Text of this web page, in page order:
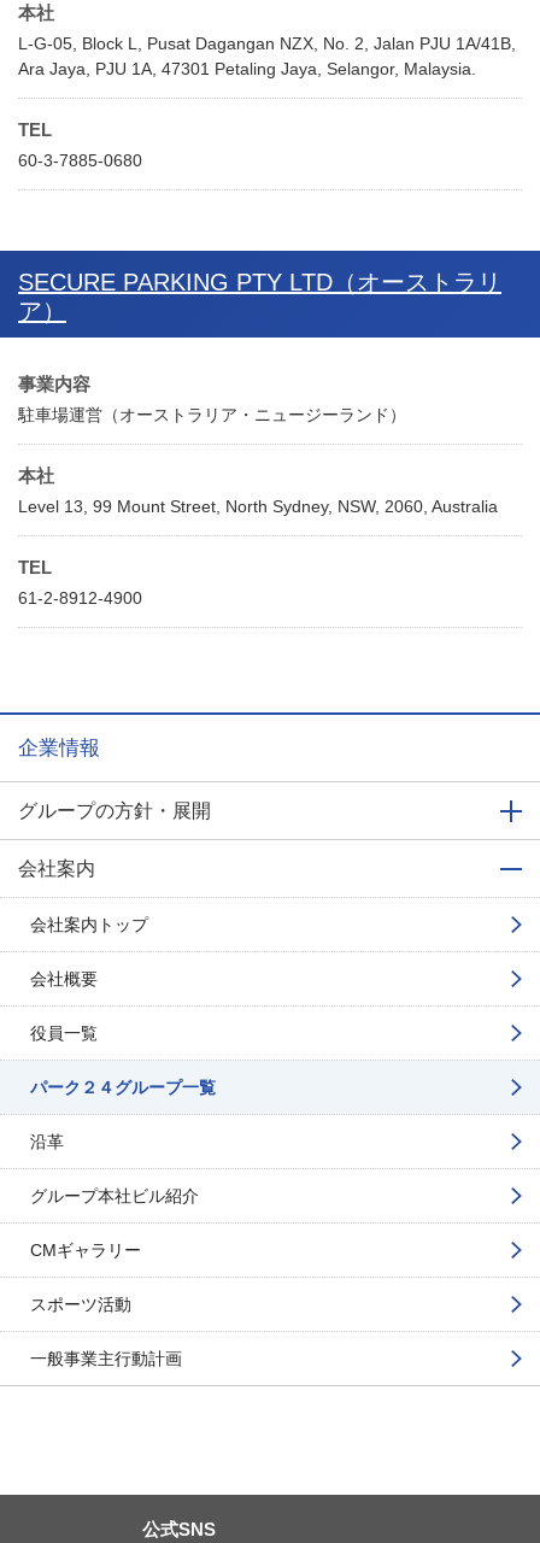
本社
L-G-05, Block L, Pusat Dagangan NZX, No. 2, Jalan PJU 1A/41B,
Ara Jaya, PJU 1A, 47301 Petaling Jaya, Selangor, Malaysia.
TEL
60-3-7885-0680
SECURE PARKING PTY LTD（オーストラリ
ア）
事業内容
駐車場運営（オーストラリア・ニュージーランド）
本社
Level 13, 99 Mount Street, North Sydney, NSW, 2060, Australia
TEL
61-2-8912-4900
企業情報
グループの方針・展開
会社案内
会社案内トップ
会社概要
役員一覧
パーク２４グループ一覧
沿革
グループ本社ビル紹介
CMギャラリー
スポーツ活動
一般事業主行動計画
公式SNS